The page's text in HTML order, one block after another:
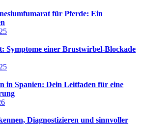
für Pferde: Ein
Symptome einer Brustwirbel-Blockade
in Spanien: Dein Leitfaden für eine
Diagnostizieren und sinnvoller